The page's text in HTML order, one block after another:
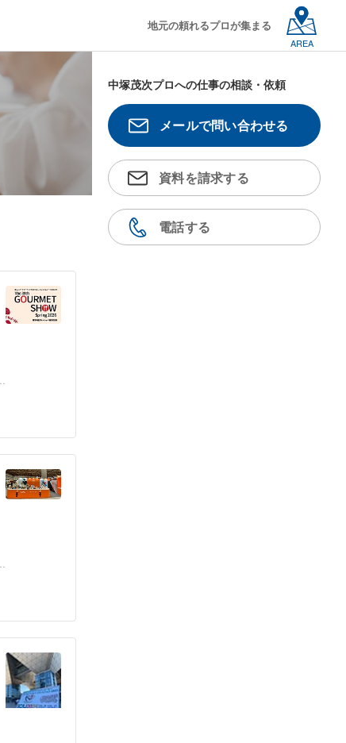
地元の頼れるプロが集まる
AREA
中塚茂次プロへの仕事の相談・依頼
メールで問い合わせる
資料を請求する
電話する